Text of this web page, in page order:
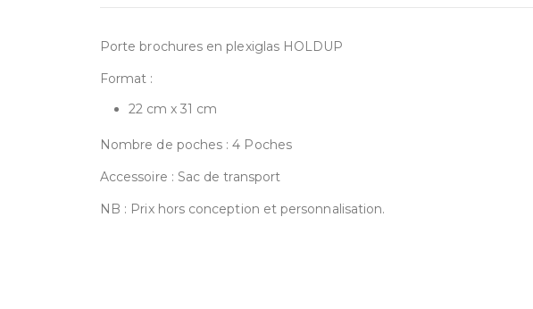
Porte brochures en plexiglas HOLDUP
Format :
22 cm x 31 cm
Nombre de poches : 4 Poches
Accessoire : Sac de transport
NB : Prix hors conception et personnalisation.